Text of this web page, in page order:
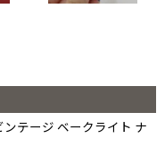
テージ ベークライト ナ